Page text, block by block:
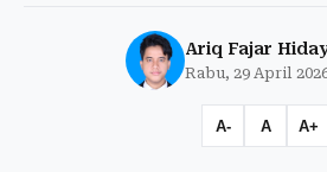
Ariq Fajar
Rabu, 29 April
A- A A+